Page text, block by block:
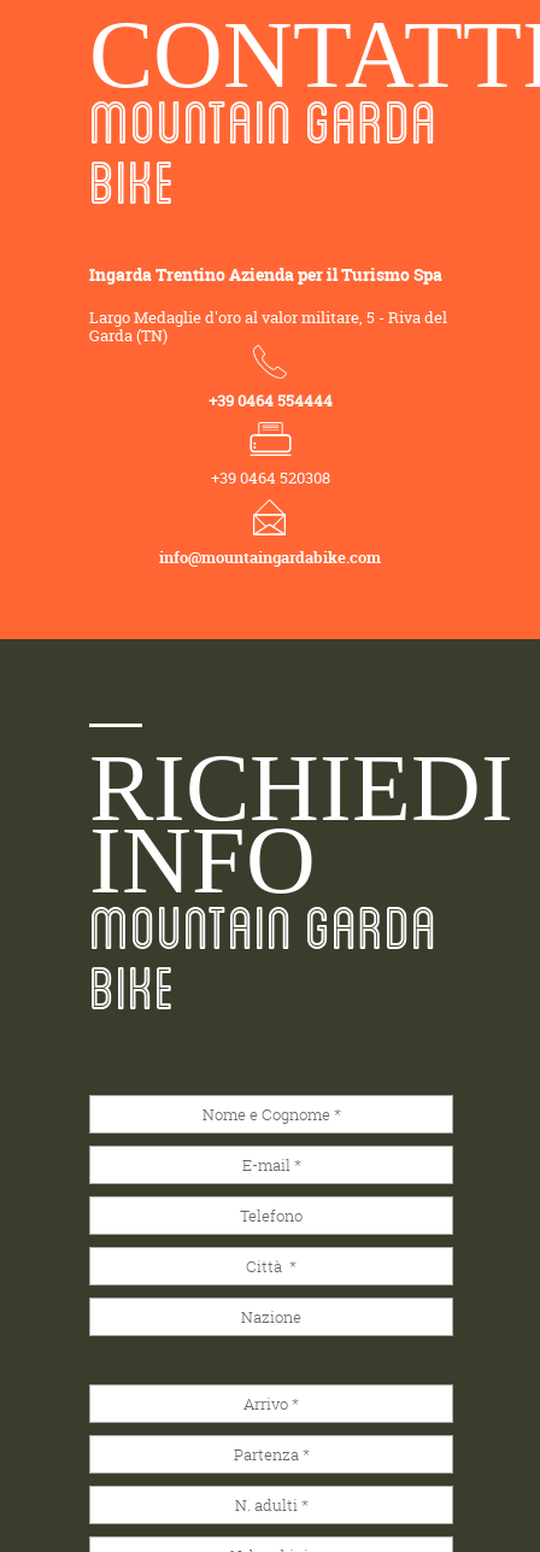
MOUNTAIN GARDA
BIKE
Ingarda Trentino Azienda per il Turismo Spa
Largo Medaglie d'oro al valor militare, 5 - Riva del
Garda (TN)
+39 0464 554444
+39 0464 520308
info@mountaingardabike.com
RICHIEDI
INFO
MOUNTAIN GARDA
BIKE